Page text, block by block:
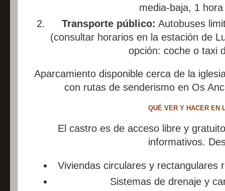
media-baja, 1
Transporte público: Autobuses
(consultar horarios en la estación de
opción: coche o taxi
Aparcamiento disponible cerca de la
con rutas de senderismo en Os
QUÉ VER Y HACER EN
El castro es de acceso libre y
informativos.
Viviendas circulares y rectangulares
Sistemas de drenaje y